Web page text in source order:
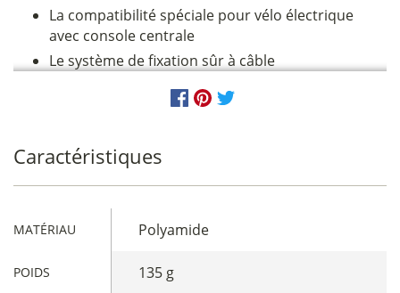
La compatibilité spéciale pour vélo électrique
avec console centrale
Le système de fixation sûr à câble
Caractéristiques
MATÉRIAU Polyamide
POIDS 135 g